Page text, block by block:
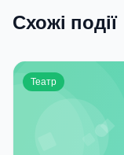
Схожі події
Театр